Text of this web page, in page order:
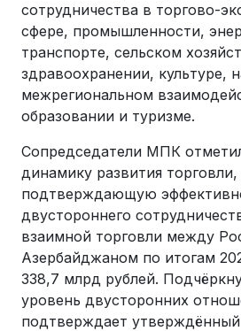
сотрудничества в торгово-
сфере, промышленности,
транспорте, сельском
здравоохранении, культуре,
межрегиональном
образовании и туризме.
Сопредседатели МПК
динамику развития торговли,
подтверждающую
двустороннего
взаимной торговли между
Азербайджаном по итогам
338,7 млрд рублей.
уровень двусторонних
подтверждает